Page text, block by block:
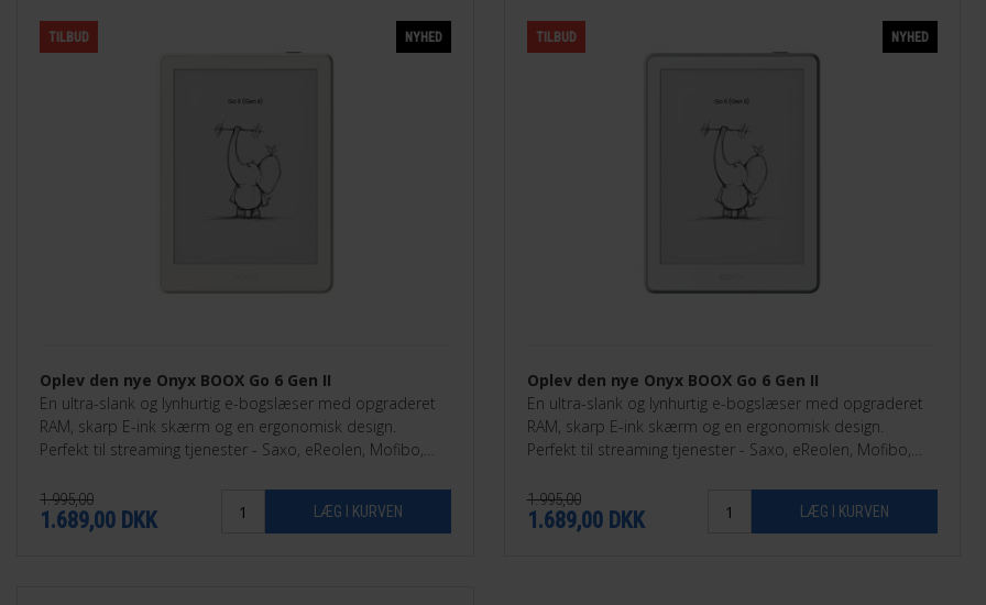
TILBUD NYHED
Oplev den nye Onyx BOOX Go 6 Gen II
En ultra-slank og lynhurtig e-bogslæser med opgraderet
RAM, skarp E-ink skærm og en ergonomisk design.
Perfekt til streaming tjenester - Saxo, eReolen, Mofibo,
1.995,00
1.689,00 DKK
TILBUD NYHED
Oplev den nye Onyx BOOX Go 6 Gen II
En ultra-slank og lynhurtig e-bogslæser med opgraderet
RAM, skarp E-ink skærm og en ergonomisk design.
Perfekt til streaming tjenester - Saxo, eReolen, Mofibo,
1.995,00
1.689,00 DKK